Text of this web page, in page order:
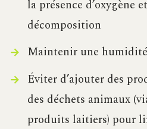
la présence d’oxygène
décomposition
Maintenir une
Éviter d’ajouter des
des déchets animaux
produits laitiers) pour